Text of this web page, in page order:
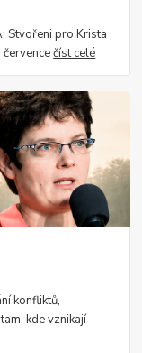
Stvořeni pro Krista
červencečíst celé
konfliktů,
kde vznikají